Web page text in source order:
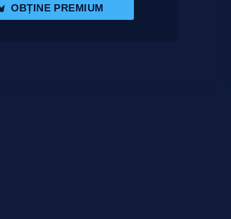
OBȚINE PREMIUM